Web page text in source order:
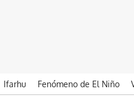
Ifarhu Fenómeno de El Niño